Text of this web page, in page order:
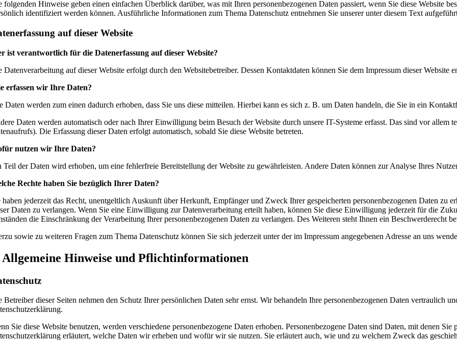
folgenden Hinweise geben einen einfachen Überblick darüber, was mit Ihren personenbezogenen Daten passiert, wenn Sie diese Website
identifiziert werden können. Ausführliche Informationen zum Thema Datenschutz entnehmen Sie unserer unter diesem Text
auf dieser Website
ist verantwortlich für die Datenerfassung auf dieser Website?
Datenverarbeitung auf dieser Website erfolgt durch den Websitebetreiber. Dessen Kontaktdaten können Sie dem Impressum dieser Website
erfassen wir Ihre Daten?
Daten werden zum einen dadurch erhoben, dass Sie uns diese mitteilen. Hierbei kann es sich z. B. um Daten handeln, die Sie in ein
Daten werden automatisch oder nach Ihrer Einwilligung beim Besuch der Website durch unsere IT-Systeme erfasst. Das sind vor allem
Die Erfassung dieser Daten erfolgt automatisch, sobald Sie diese Website betreten.
nutzen wir Ihre Daten?
Teil der Daten wird erhoben, um eine fehlerfreie Bereitstellung der Website zu gewährleisten. Andere Daten können zur Analyse Ihres
Rechte haben Sie bezüglich Ihrer Daten?
haben jederzeit das Recht, unentgeltlich Auskunft über Herkunft, Empfänger und Zweck Ihrer gespeicherten personenbezogenen Daten zu
Daten zu verlangen. Wenn Sie eine Einwilligung zur Datenverarbeitung erteilt haben, können Sie diese Einwilligung jederzeit für die
die Einschränkung der Verarbeitung Ihrer personenbezogenen Daten zu verlangen. Des Weiteren steht Ihnen ein Beschwerderecht
sowie zu weiteren Fragen zum Thema Datenschutz können Sie sich jederzeit unter der im Impressum angegebenen Adresse an uns
Allgemeine Hinweise und Pflicht­informationen
Betreiber dieser Seiten nehmen den Schutz Ihrer persönlichen Daten sehr ernst. Wir behandeln Ihre personenbezogenen Daten vertraulich
Sie diese Website benutzen, werden verschiedene personenbezogene Daten erhoben. Personenbezogene Daten sind Daten, mit denen
erläutert, welche Daten wir erheben und wofür wir sie nutzen. Sie erläutert auch, wie und zu welchem Zweck das